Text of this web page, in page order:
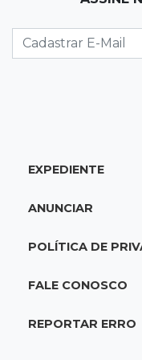
Remo busca
na zona de
Caminhão
gols em quatro
EXPEDIENTE
ANUNCIAR
POLÍTICA DE
FALE CONOSCO
REPORTAR ERRO